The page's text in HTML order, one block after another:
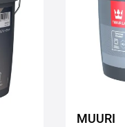
MUURI